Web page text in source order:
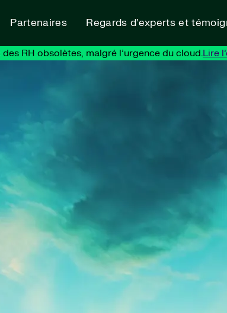
Partenaires Regards d’experts et
RH obsolètes, malgré l’urgence du cloud.Lire